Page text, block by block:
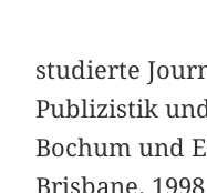
studierte
Publizistik
Bochum und
Brisbane.